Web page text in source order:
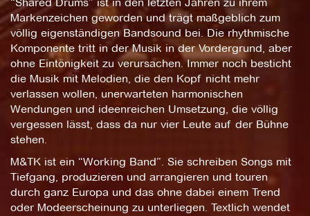
Markenzeichen geworden und trägt maßgeblich zum
völlig eigenständigen Bandsound bei. Die rhythmische
Komponente tritt in der Musik in der Vordergrund, aber
ohne Eintönigkeit zu verursachen. Immer noch besticht
die Musik mit Melodien, die den Kopf nicht mehr
verlassen wollen, unerwarteten harmonischen
Wendungen und ideenreichen Umsetzung, die völlig
vergessen lässt, dass da nur vier Leute auf der Bühne
stehen.
M&TK ist ein “Working Band”. Sie schreiben Songs mit
Tiefgang, produzieren und arrangieren und touren
durch ganz Europa und das ohne dabei einem Trend
oder Modeerscheinung zu unterliegen. Textlich wendet